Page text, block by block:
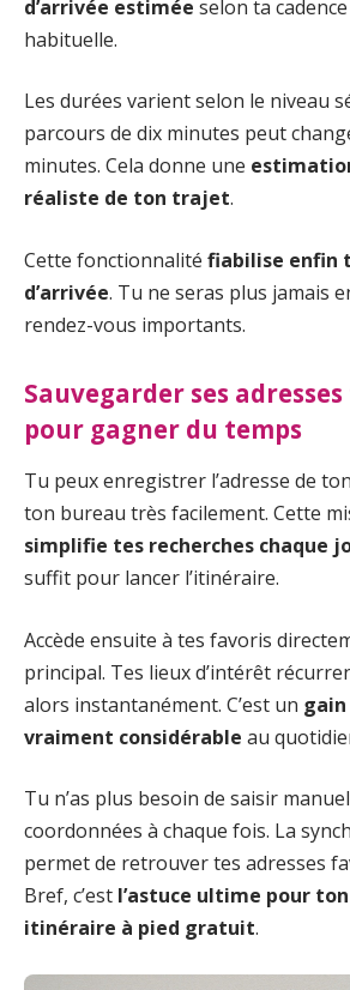
d’arrivée estimée selon ta
habituelle.
Les durées varient selon le niveau
parcours de dix minutes peut
minutes. Cela donne une
réaliste de ton trajet.
Cette fonctionnalité fiabilise enfin
d’arrivée. Tu ne seras plus jamais
rendez-vous importants.
Sauvegarder ses
pour gagner du temps
Tu peux enregistrer l’adresse de
ton bureau très facilement. Cette
simplifie tes recherches chaque
suffit pour lancer l’itinéraire.
Accède ensuite à tes favoris
principal. Tes lieux d’intérêt
alors instantanément. C’est un
vraiment considérable au
Tu n’as plus besoin de saisir
coordonnées à chaque fois. La
permet de retrouver tes adresses
Bref, c’est l’astuce ultime pour
itinéraire à pied gratuit.